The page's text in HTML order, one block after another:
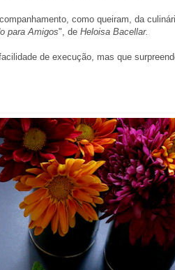
como queiram, da
para Amigos", de Heloisa Bacellar.
de execução, mas que